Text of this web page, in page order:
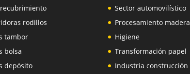
rodillos
tambor
bolsa
depósito
Sector automovilístico
Procesamiento madera
Higiene
Transformación papel
Industria construcción